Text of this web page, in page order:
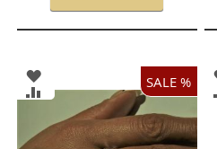
SALE %
ZUR
WUNSCHLISTE
HINZUFÜGEN
ZUR
VERGLEICHSLISTE
HINZUFÜGEN